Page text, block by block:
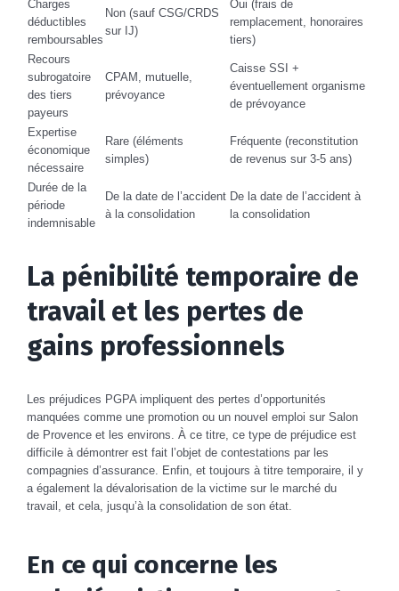
Charges
déductibles
remboursables
Non (sauf CSG/CRDS
sur IJ)
Oui (frais de
remplacement, honoraires
tiers)
Recours
subrogatoire
des tiers
payeurs
CPAM, mutuelle,
prévoyance
Caisse SSI +
éventuellement organisme
de prévoyance
Expertise
économique
nécessaire
Rare (éléments
simples)
Fréquente (reconstitution
de revenus sur 3-5 ans)
Durée de la
période
indemnisable
De la date de l’accident
à la consolidation
De la date de l’accident à
la consolidation
La pénibilité temporaire de
travail et les pertes de
gains professionnels
Les préjudices PGPA impliquent des pertes d’opportunités
manquées comme une promotion ou un nouvel emploi sur Salon
de Provence et les environs. À ce titre, ce type de préjudice est
difficile à démontrer est fait l’objet de contestations par les
compagnies d’assurance. Enfin, et toujours à titre temporaire, il y
a également la dévalorisation de la victime sur le marché du
travail, et cela, jusqu’à la consolidation de son état.
En ce qui concerne les